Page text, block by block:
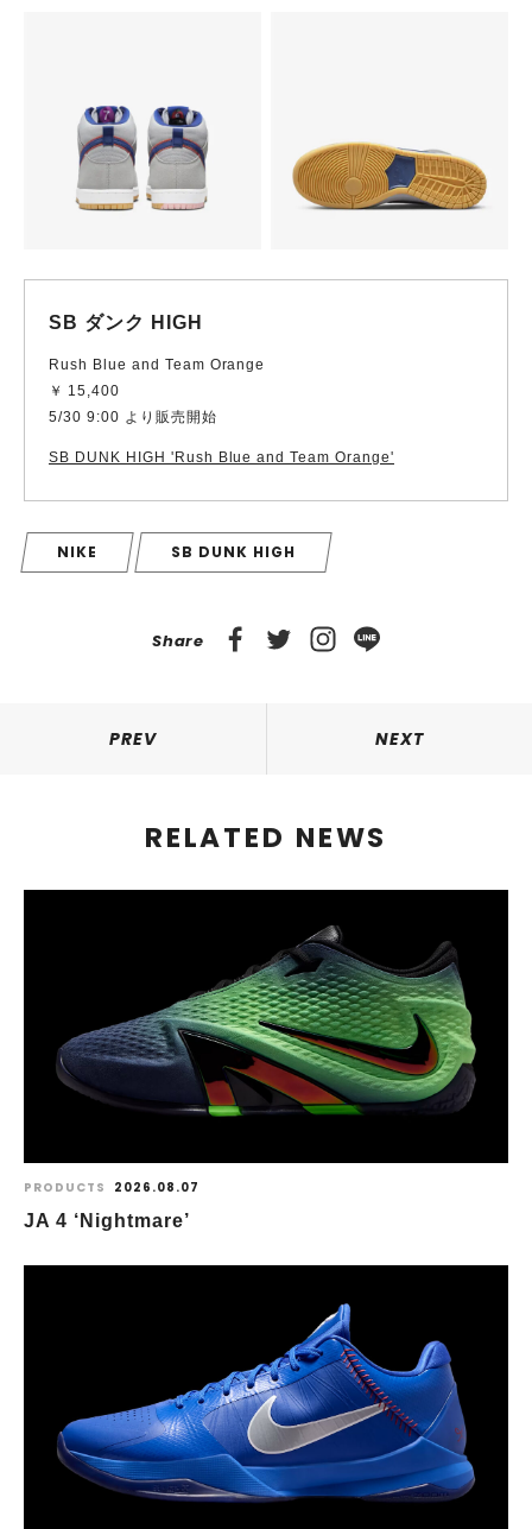
SB ダンク HIGH
Rush Blue and Team Orange
￥ 15,400
5/30 9:00 より販売開始
SB DUNK HIGH 'Rush Blue and Team Orange'
NIKE SB DUNK HIGH
Share
PREV NEXT
RELATED NEWS
PRODUCTS 2026.08.07
JA 4 ‘Nightmare’